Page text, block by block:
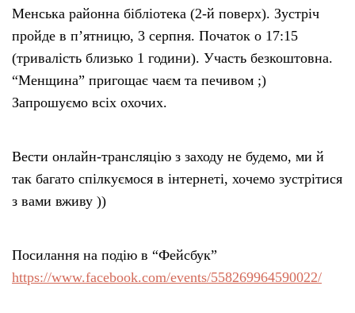
Менська районна бібліотека (2-й поверх). Зустріч
пройде в п’ятницю, 3 серпня. Початок о 17:15
(тривалість близько 1 години). Участь безкоштовна.
“Менщина” пригощає чаєм та печивом ;)
Запрошуємо всіх охочих.
Вести онлайн-трансляцію з заходу не будемо, ми й
так багато спілкуємося в інтернеті, хочемо зустрітися
з вами вживу ))
Посилання на подію в “Фейсбук”
https://www.facebook.com/events/558269964590022/